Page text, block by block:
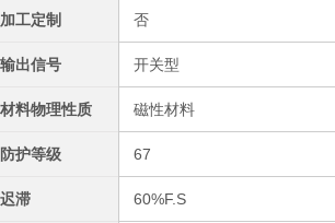
加工定制 否
输出信号 开关型
材料物理性质 磁性材料
防护等级 67
迟滞 60%F.S